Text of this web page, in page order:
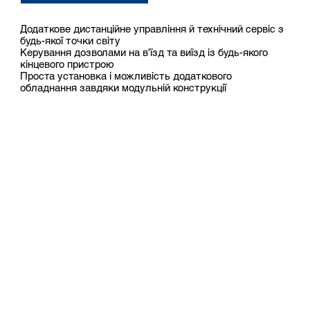
Додаткове дистанційне управління й технічний сервіс з
будь-якої точки світу
Керування дозволами на в'їзд та виїзд із будь-якого
кінцевого пристрою
Проста установка і можливість додаткового
обладнання завдяки модульній конструкції